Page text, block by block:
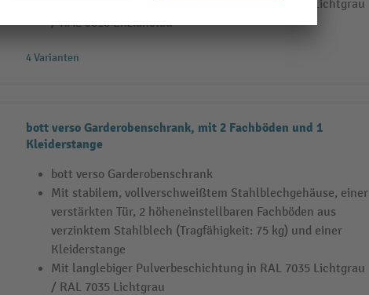
Mit langlebiger Pulverbeschichtung in RAL 7035 Lichtgrau
/ RAL 5010 Enzianblau
4 Varianten
bott verso Garderobenschrank, mit 2 Fachböden und 1
Kleiderstange
bott verso Garderobenschrank
Mit stabilem, vollverschweißtem Stahlblechgehäuse, einer
verstärkten Tür, 2 höheneinstellbaren Fachböden aus
verzinktem Stahlblech (Tragfähigkeit: 75 kg) und einer
Kleiderstange
Mit langlebiger Pulverbeschichtung in RAL 7035 Lichtgrau
/ RAL 7035 Lichtgrau